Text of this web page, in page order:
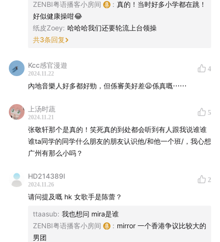
运营管理 | Zenbi、Trace
联系方式 |191962929@qq.com
加听友群 | whynotvinyl
【小房间周边速递】
小房间的周边已经上线售卖啦！线下店也全部在售咯！
一共 4 款原创设计周边，分别是：
贴 / 2.0新版贴纸
全部可以单独售卖，如选择🔴【All-in 打气大礼包】价格
更优惠噢～
*手工包装未能完美，收到的朋友们也可以给 Zenbi 点反
ZENBI粤语播客小房间 : 真的！当时好多小学都在跳！
好似健康操咁😂
纸皮Zoey: 哈哈哈我们还要轮流上台领操
共3条回复
Kcc感官漫遊
2024.11.22
4
內地音樂人好多都好勁，但係審美好差😦係真嘅⋯⋯
上汤时蔬
2024.11.21
5
张敬轩那个是真的！笑死真的到处都会听到有人跟我说谁谁
谁ta同学的同学什么朋友的朋友认识他/和他一个班/，我心想
广州有那么小吗？
HD214389l
2024.11.26
2
请问提及嘅 hk 女歌手是陈蕾？
ttaasub: 我也想问 mira是谁
ZENBI粤语播客小房间
: mirror 一个香港争议比较大的
男团